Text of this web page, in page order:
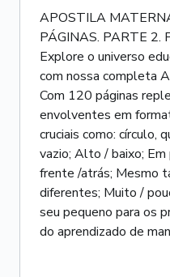
APOSTILA
PÁGINAS. PARTE 2.
Explore o universo
com nossa completa
Com 120 páginas
envolventes em
cruciais como: círculo,
vazio; Alto / baixo;
frente /atrás; Mesmo
diferentes; Muito /
seu pequeno para os